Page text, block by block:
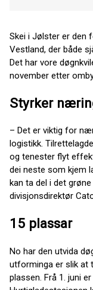
Skei i Jølster er den
Vestland, der både
Det har vore
november etter
Styrker
– Det er viktig for
logistikk.
og tenester flyt
dei neste som kjem
kan ta del i det
divisjonsdirektør
15 plassar
No har den utvida
utforminga er slik at
plassen. Frå 1. juni